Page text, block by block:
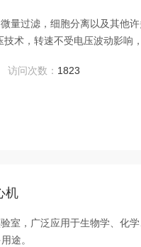
量过滤，细胞分离以及其他
术，转速不受电压波动影响
访问次数： 1823
机
室，广泛应用于生物学、化
途。